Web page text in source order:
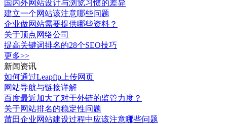
国内外网站设计与浏览习惯的差异
建立一个网站该注意哪些问题
企业做网站需要提供哪些资料？
关于顶点网络公司
提高关键词排名的28个SEO技巧
更多>>
新闻资讯
如何通过Leapftp上传网页
网站导航与链接详解
百度最近加大了对于外链的监管力度？
关于网站排名的稳定性问题
莆田企业网站建设过程中应该注意哪些问题